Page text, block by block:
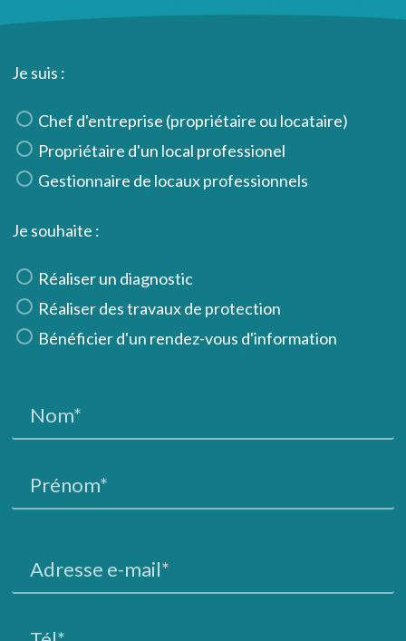
Je suis :
Chef d'entreprise (propriétaire ou locataire)
Propriétaire d'un local professionel
Gestionnaire de locaux professionnels
Je souhaite :
Réaliser un diagnostic
Réaliser des travaux de protection
Bénéficier d'un rendez-vous d'information